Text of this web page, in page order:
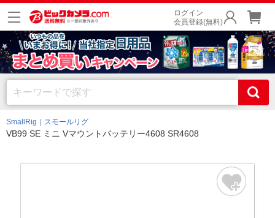
ログイン
会員登録(無料)
SmallRig｜スモールリグ
VB99 SE ミニ Vマウントバッテリー4608 SR4608